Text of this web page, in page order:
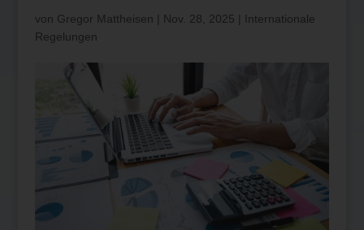
von Gregor Mattheisen Nov. 28, 2025
Internationale
Regelungen